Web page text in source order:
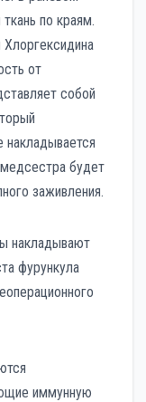
по краям.
от
собой
накладывается
будет
заживления.
накладывают
фурункула
иммунную